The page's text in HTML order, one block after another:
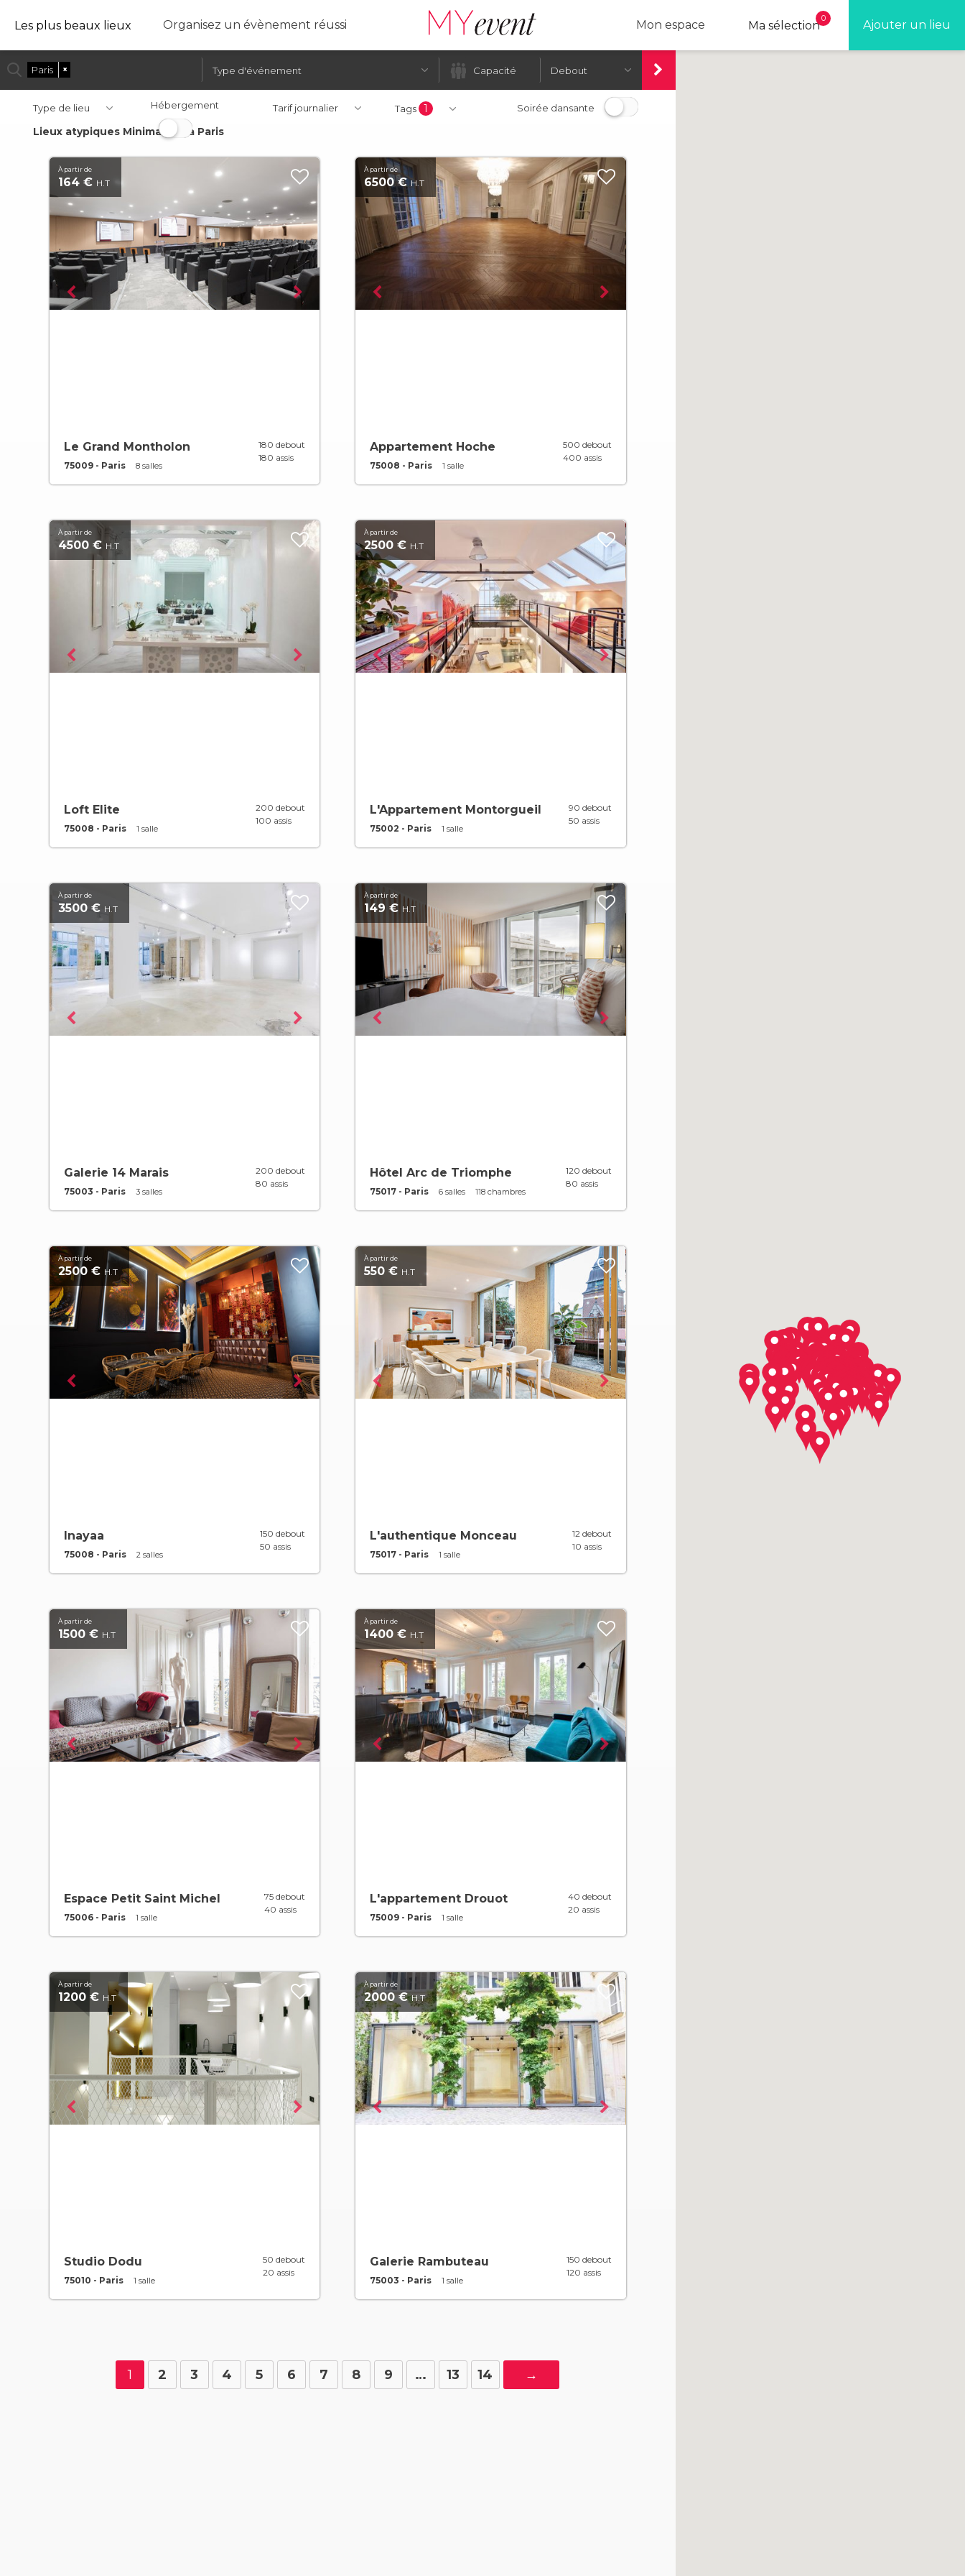
Les plus beaux lieux Organisez un évènement réussi Ajouter un lieu
Ma sélection
0
Mon espace
Paris × Debout
Type de lieu Hébergement Tarif journalier Tags 1 Soirée dansante
Lieux atypiques Minimaliste à Paris
À partir de
164 € H.T
Le Grand Montholon
75009 - Paris 8 salles
180 debout
180 assis
À partir de
6500 €H.T
Appartement Hoche
75008 - Paris 1 salle
500 debout
400 assis
À partir de
4500 € H.T
Loft Elite
75008 - Paris 1 salle
200 debout
100 assis
À partir de
2500 € H.T
L'Appartement Montorgueil
75002 - Paris 1 salle
90 debout
50 assis
À partir de
3500 € H.T
Galerie 14 Marais
75003 - Paris 3 salles
200 debout
80 assis
À partir de
149 € H.T
Hôtel Arc de Triomphe
75017 - Paris 6 salles 118 chambres
120 debout
80 assis
À partir de
2500 € H.T
Inayaa
75008 - Paris 2 salles
150 debout
50 assis
À partir de
550 € H.T
L'authentique Monceau
75017 - Paris 1 salle
12 debout
10 assis
À partir de
1500 € H.T
Espace Petit Saint Michel
75006 - Paris 1 salle
75 debout
40 assis
À partir de
1400 € H.T
L'appartement Drouot
75009 - Paris 1 salle
40 debout
20 assis
À partir de
1200 € H.T
Studio Dodu
75010 - Paris 1 salle
50 debout
20 assis
À partir de
2000 €H.T
Galerie Rambuteau
75003 - Paris 1 salle
150 debout
120 assis
1 2 3 4 5 6 7 8 9 … 13 14 →